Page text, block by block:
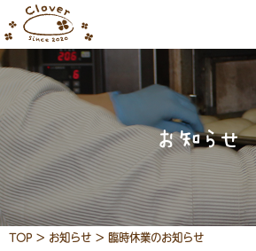
おすすめメニュー
メニュー
お知らせ
TOP > お知らせ > 臨時休業のお知らせ